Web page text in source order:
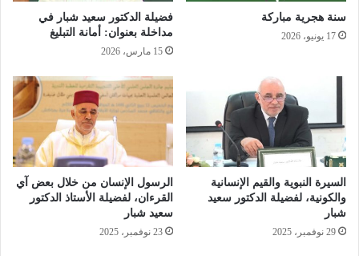
سنة هجرية مباركة
17 يونيو، 2026
فضيلة الدكتور سعيد شبار في
مداخلة بعنوان: أمانة التبليغ
15 مارس، 2026
السيرة النبوية والقيم الإنسانية
والكونية، لفضيلة الدكتور سعيد
شبار
29 نوفمبر، 2025
الرسول الإنسان من خلال بعض آي
القرءان، لفضيلة الأستاذ الدكتور
سعيد شبار
23 نوفمبر، 2025